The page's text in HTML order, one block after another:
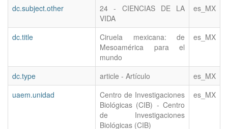
dc.subject.other
24 - CIENCIAS DE LA
VIDA
es_MX
dc.title
Ciruela mexicana: de
Mesoamérica para el
mundo
es_MX
dc.type article - Artículo
es_MX
uaem.unidad
Centro de Investigaciones
Biológicas (CIB) - Centro
de Investigaciones
Biológicas (CIB)
es_MX